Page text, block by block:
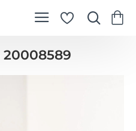
20008589